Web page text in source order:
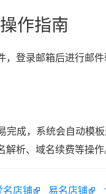
作指南
登录邮箱后进行邮件
完成，系统会自动模板
析、域名续费等操作
名店铺 易名店铺